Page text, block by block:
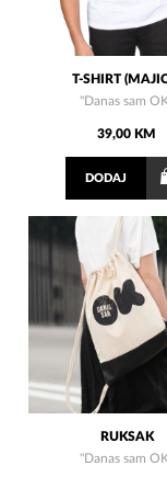
T-SHIRT
"Danas sam
39,00 KM
DODAJ
RUKSAK
"Danas sam